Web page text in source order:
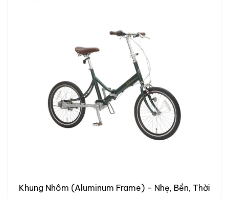
Khung Nhôm (Aluminum Frame) – Nhẹ, Bền, Thời